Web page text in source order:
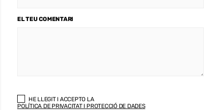
EL TEU COMENTARI
HE LLEGIT I ACCEPTO LA
POLÍTICA DE PRIVACITAT I PROTECCIÓ DE DADES